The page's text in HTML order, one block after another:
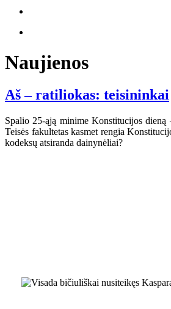
Naujienos
Aš – ratiliokas: teisininkai
Spalio 25-ąją minime Konstitucijos
Teisės fakultetas kasmet rengia
kodeksų atsiranda dainynėliai?